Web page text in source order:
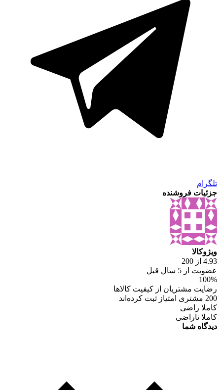
تلگرام
جزئیات فروشنده
ویژوکالا
4.93 از 200
عضویت از 5 سال قبل
100%
رضایت مشتریان از کیفیت کالاها
200 مشتری امتیاز ثبت کرده‌اند
کاملا راضی
کاملا ناراضی
دیدگاه شما